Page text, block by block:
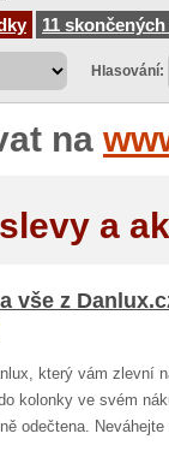
11
Hlasování:
na
a
vše z
který vám zlevní
kolonky ve svém
odečtena.